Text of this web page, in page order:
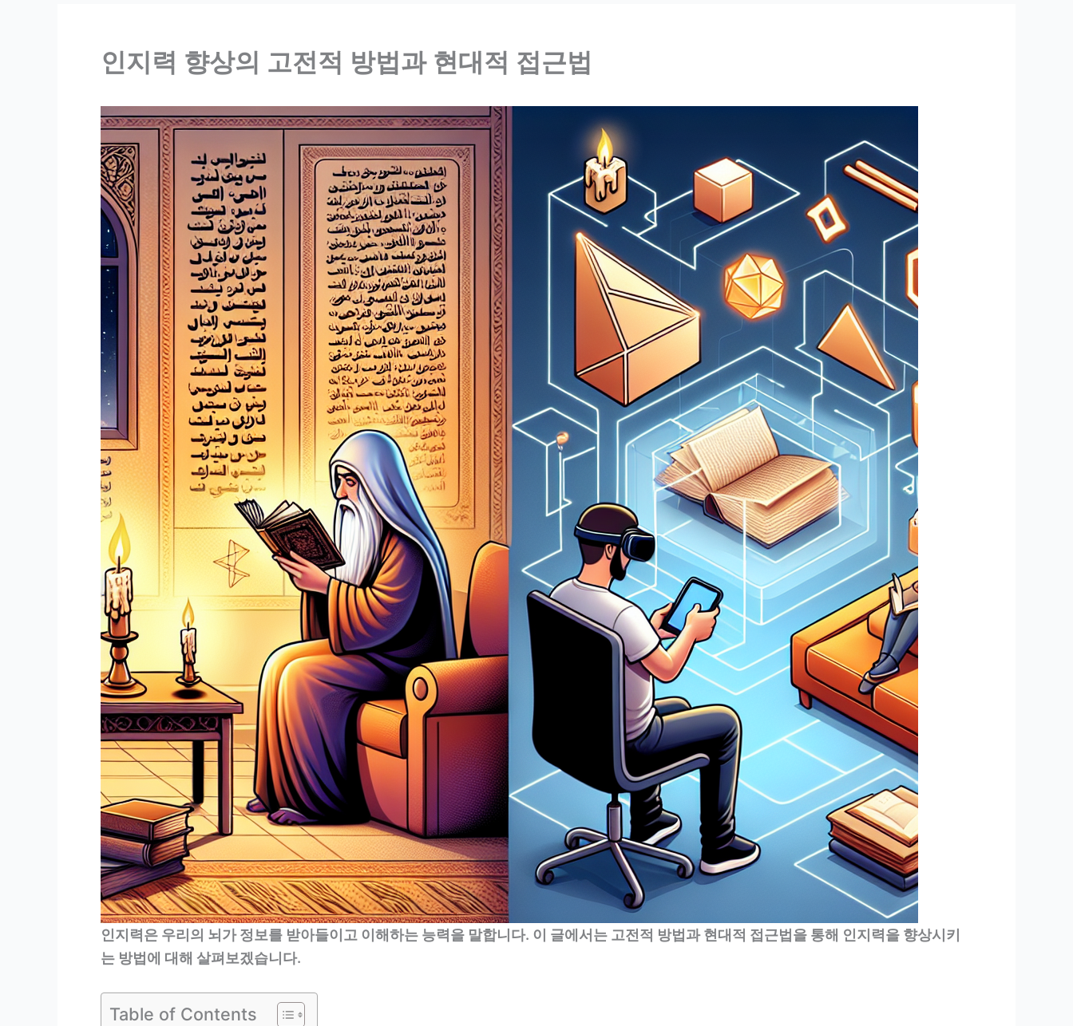
인지력 향상의 고전적 방법과 현대적 접근법
인지력은 우리의 뇌가 정보를 받아들이고 이해하는 능력을 말합니다. 이 글에서는 고전적 방법과 현대적 접근법을 통해 인지력을 향상시키
는 방법에 대해 살펴보겠습니다.
Table of Contents